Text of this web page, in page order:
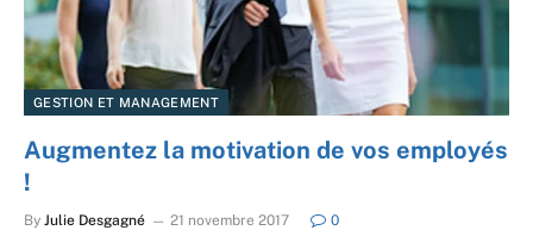
GESTION ET MANAGEMENT
Augmentez la motivation de vos employés
!
By Julie Desgagné 21 novembre 2017 0